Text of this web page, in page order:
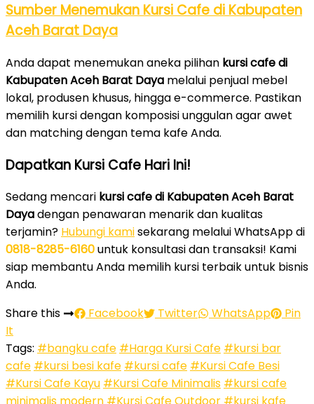
Sumber Menemukan Kursi Cafe di Kabupaten
Aceh Barat Daya
Anda dapat menemukan aneka pilihan kursi cafe di
Kabupaten Aceh Barat Daya melalui penjual mebel
lokal, produsen khusus, hingga e-commerce. Pastikan
memilih kursi dengan komposisi unggulan agar awet
dan matching dengan tema kafe Anda.
Dapatkan Kursi Cafe Hari Ini!
Sedang mencari kursi cafe di Kabupaten Aceh Barat
Dayadengan penawaran menarik dan kualitas
terjamin? Hubungi kamisekarang melalui WhatsApp di
0818-8285-6160untuk konsultasi dan transaksi! Kami
siap membantu Anda memilih kursi terbaik untuk bisnis
Anda.
Share this
Facebook Twitter WhatsApp
Pin
It
Tags: #bangku cafe #Harga Kursi Cafe #kursi bar
cafe #kursi besi kafe #kursi cafe #Kursi Cafe Besi
#Kursi Cafe Kayu #Kursi Cafe Minimalis #kursi cafe